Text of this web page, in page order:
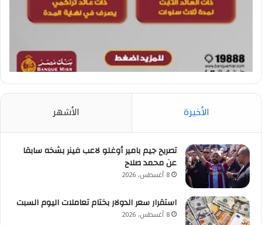
الأخيرة الأشهر
تصريح جيم بامير أوغلو لاعب فينر بشخه سابقا
عن محمد صلاح
8 أغسطس، 2026
استقرار سعر الدولار بختام تعاملات اليوم السبت
8 أغسطس، 2026